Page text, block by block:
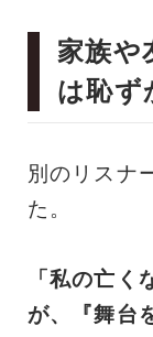
家族や
は恥ず
別のリスナ
た。
「私の亡く
が、『舞台